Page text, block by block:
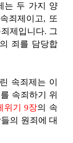
는 두 가지 양
죄제이고, 또
제입니다. 그
죄를 담당합
속죄제는 이
속죄하기 위
위기 9장의 속
의 원죄에 대